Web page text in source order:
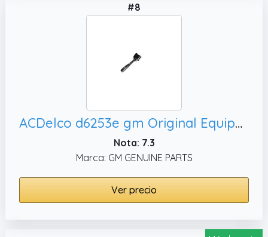
#8
ACDelco d6253e gm Original Equipment Turn Signal Luz y regulador interruptor
Nota: 7.3
Marca: GM GENUINE PARTS
Ver precio